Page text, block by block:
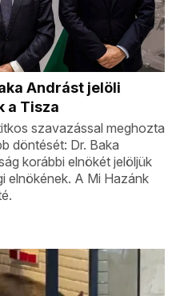
Andrást jelöli
a Tisza
szavazással meghozta
döntését: Dr. Baka
korábbi elnökét jelöljük
elnökének. A Mi Hazánk